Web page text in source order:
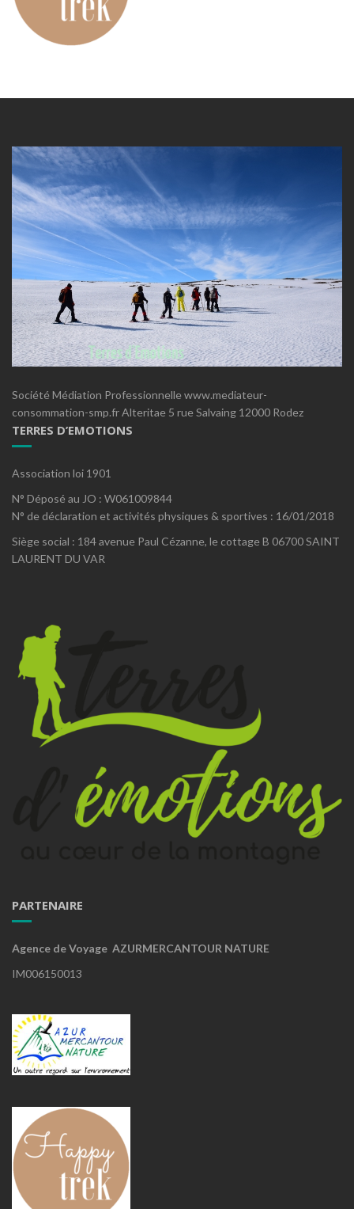
Société Médiation Professionnelle www.mediateur-
consommation-smp.fr Alteritae 5 rue Salvaing 12000 Rodez
TERRES D’EMOTIONS
Association loi 1901
N° Déposé au JO : W061009844
N° de déclaration et activités physiques & sportives : 16/01/2018
Siège social : 184 avenue Paul Cézanne, le cottage B 06700 SAINT
LAURENT DU VAR
PARTENAIRE
Agence de Voyage AZURMERCANTOUR NATURE
IM006150013